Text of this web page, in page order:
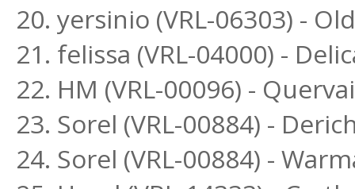
20. yersinio (VRL-06303) -
21. felissa (VRL-04000) -
22. HM (VRL-00096) -
23. Sorel (VRL-00884) -
24. Sorel (VRL-00884) -